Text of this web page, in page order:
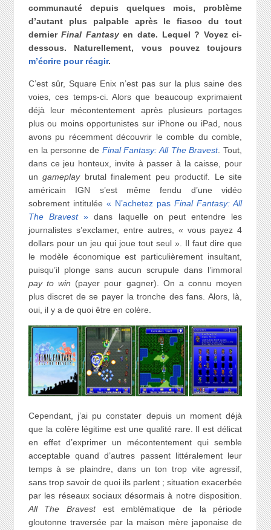
communauté depuis quelques mois, problème
d’autant plus palpable après le fiasco du tout
dernierFinal Fantasyen date. Lequel ? Voyez ci-
dessous. Naturellement, vous pouvez toujours
m’écrire pour réagir.
C’est sûr, Square Enix n’est pas sur la plus saine des
voies, ces temps-ci. Alors que beaucoup exprimaient
déjà leur mécontentement après plusieurs portages
plus ou moins opportunistes sur iPhone ou iPad, nous
avons pu récemment découvrir le comble du comble,
en la personne de Final Fantasy: All The Bravest. Tout,
dans ce jeu honteux, invite à passer à la caisse, pour
ungameplaybrutal finalement peu productif. Le site
américain IGN s’est même fendu d’une vidéo
sobrement intitulée « N’achetez pasFinal Fantasy: All
The Bravest» dans laquelle on peut entendre les
journalistes s’exclamer, entre autres, « vous payez 4
dollars pour un jeu qui joue tout seul ». Il faut dire que
le modèle économique est particulièrement insultant,
puisqu’il plonge sans aucun scrupule dans l’immoral
pay to win (payer pour gagner). On a connu moyen
plus discret de se payer la tronche des fans. Alors, là,
oui, il y a de quoi être en colère.
Cependant, j’ai pu constater depuis un moment déjà
que la colère légitime est une qualité rare. Il est délicat
en effet d’exprimer un mécontentement qui semble
acceptable quand d’autres passent littéralement leur
temps à se plaindre, dans un ton trop vite agressif,
sans trop savoir de quoi ils parlent ; situation exacerbée
par les réseaux sociaux désormais à notre disposition.
All The Bravestest emblématique de la période
gloutonne traversée par la maison mère japonaise de